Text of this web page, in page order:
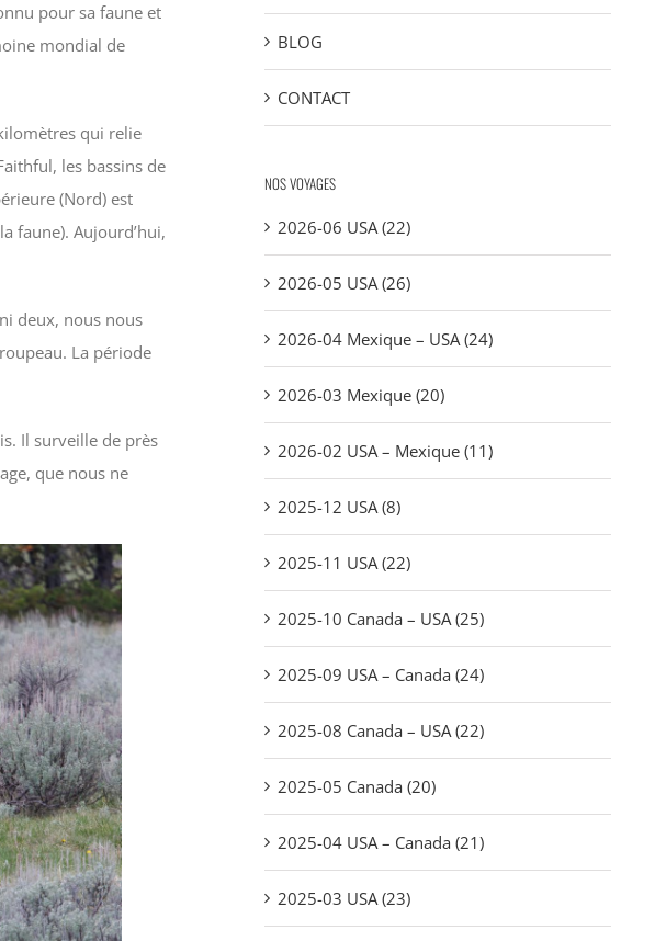
pour sa faune et
mondial de
qui relie
les bassins de
(Nord) est
faune). Aujourd’hui,
deux, nous nous
La période
Il surveille de près
que nous ne
BLOG
CONTACT
NOS VOYAGES
2026-06 USA (22)
2026-05 USA (26)
2026-04 Mexique – USA (24)
2026-03 Mexique (20)
2026-02 USA – Mexique (11)
2025-12 USA (8)
2025-11 USA (22)
2025-10 Canada – USA (25)
2025-09 USA – Canada (24)
2025-08 Canada – USA (22)
2025-05 Canada (20)
2025-04 USA – Canada (21)
2025-03 USA (23)